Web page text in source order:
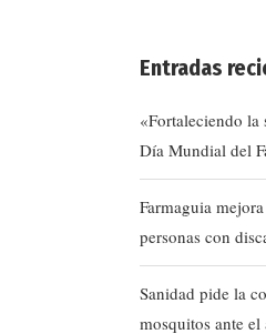
Entradas
«Fortaleciendo
Día Mundial del
Farmaguia
personas con
Sanidad pide la
mosquitos ante el